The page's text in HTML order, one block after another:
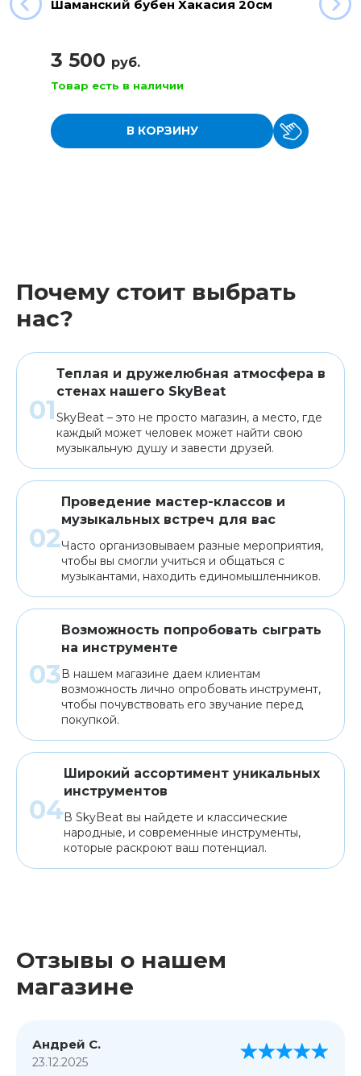
Шаманский бубен Хакасия 20см
3 500 руб.
Товар есть в наличии
В КОРЗИНУ
Почему стоит выбрать
нас?
Теплая и дружелюбная атмосфера в
стенах нашего SkyBeat
SkyBeat – это не просто магазин, а место, где
каждый может человек может найти свою
музыкальную душу и завести друзей.
Проведение мастер-классов и
музыкальных встреч для вас
Часто организовываем разные мероприятия,
чтобы вы смогли учиться и общаться с
музыкантами, находить единомышленников.
Возможность попробовать сыграть
на инструменте
В нашем магазине даем клиентам
возможность лично опробовать инструмент,
чтобы почувствовать его звучание перед
покупкой.
Широкий ассортимент уникальных
инструментов
В SkyBeat вы найдете и классические
народные, и современные инструменты,
которые раскроют ваш потенциал.
Отзывы о нашем
магазине
Андрей С.
23.12.2025